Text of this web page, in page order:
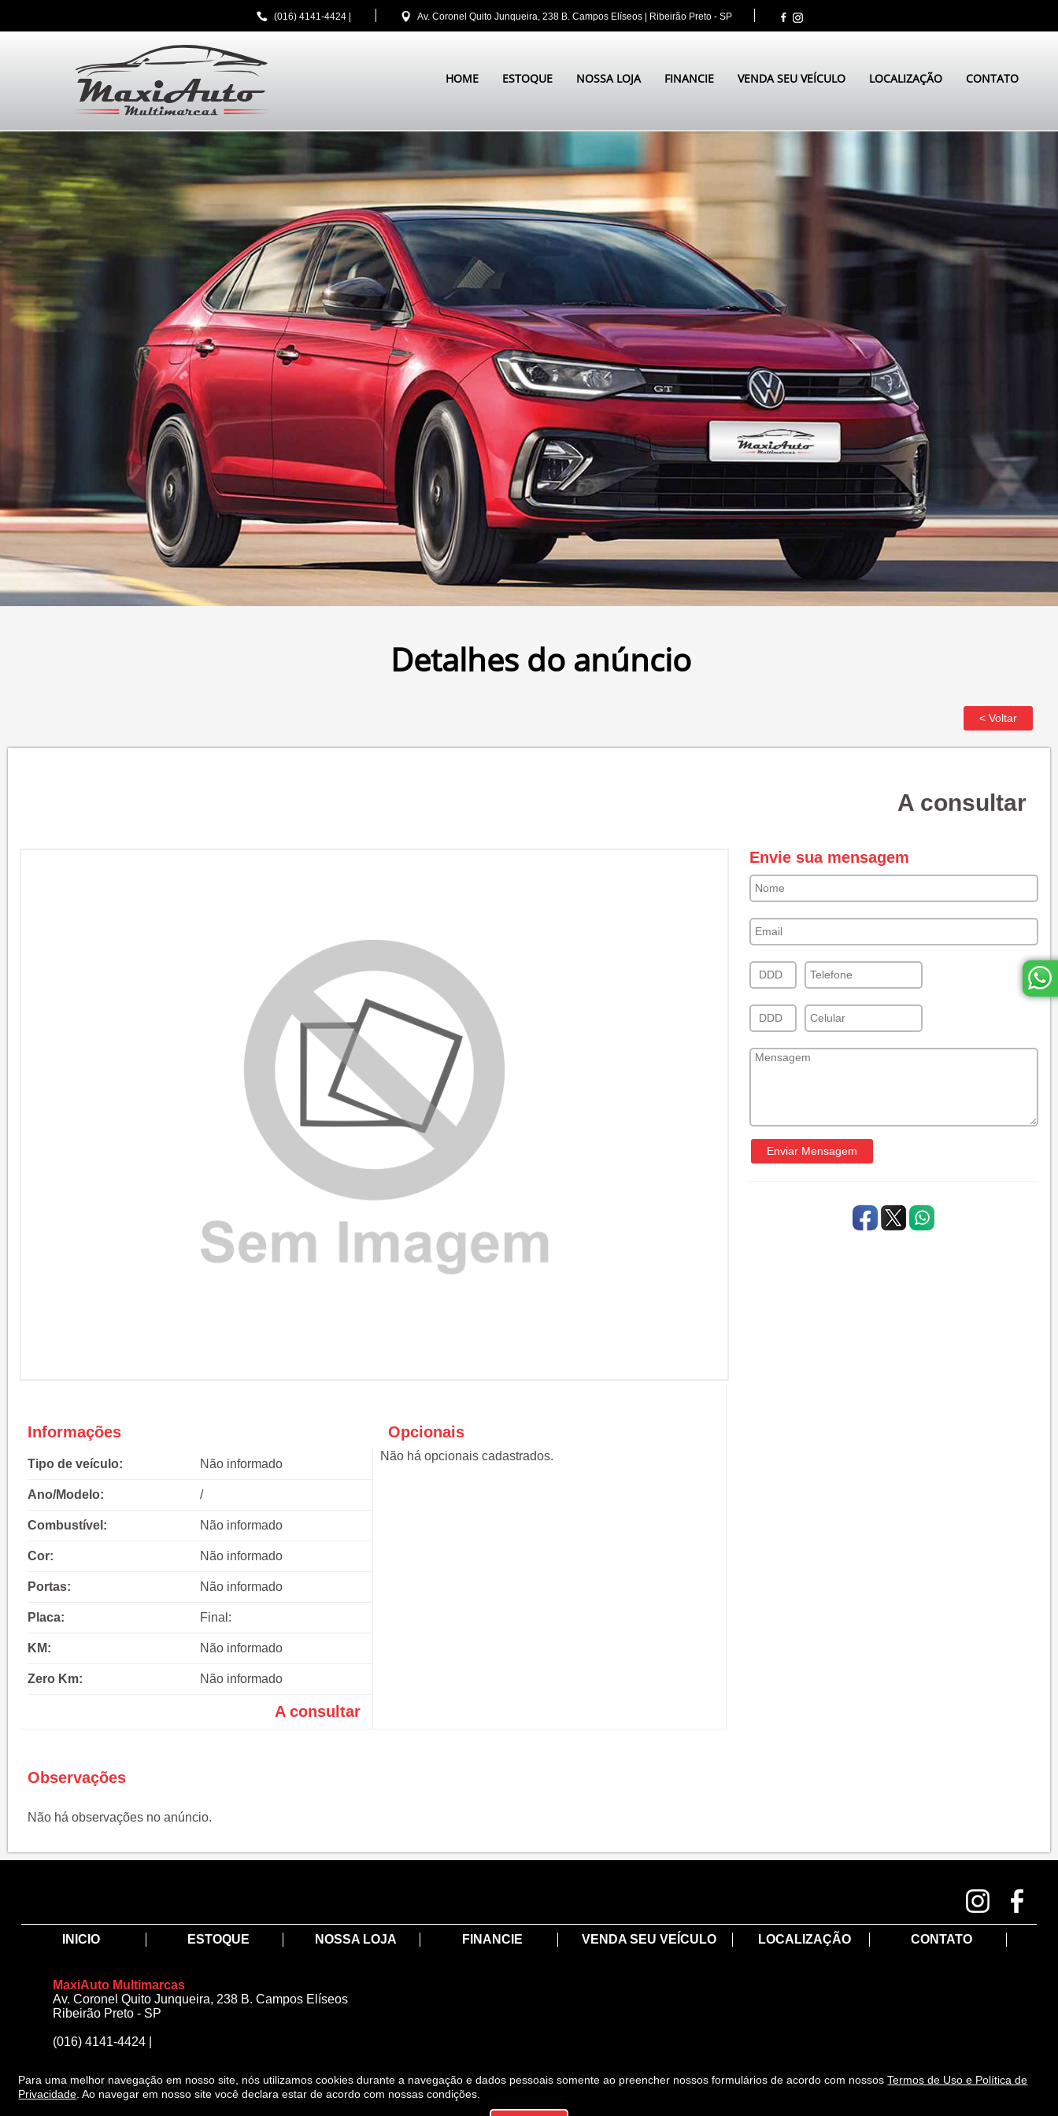
(016) 4141-4424| Av. Coronel Quito Junqueira, 238 B. Campos Elíseos | Ribeirão Preto - SP
HOME ESTOQUE NOSSA LOJA FINANCIE VENDA SEU VEÍCULO LOCALIZAÇÃO CONTATO
Detalhes do anúncio
A consultar
Informações
Tipo de veículo: Não informado
Ano/Modelo: /
Combustível: Não informado
Cor: Não informado
Portas: Não informado
Placa: Final:
KM: Não informado
Zero Km: Não informado
A consultar
Opcionais
Não há opcionais cadastrados.
Observações
Não há observações no anúncio.
Envie sua mensagem
INICIO ESTOQUE NOSSA LOJA FINANCIE VENDA SEU VEÍCULO LOCALIZAÇÃO CONTATO
MaxiAuto Multimarcas
Av. Coronel Quito Junqueira, 238 B. Campos Elíseos
Ribeirão Preto - SP
(016) 4141-4424|
Política de Privacidade
Para uma melhor navegação em nosso site, nós utilizamos cookies durante a navegação e dados pessoais somente ao preencher nossos formulários de acordo com nossosTermos de Uso e Política de
Privacidade. Ao navegar em nosso site você declara estar de acordo com nossas condições.